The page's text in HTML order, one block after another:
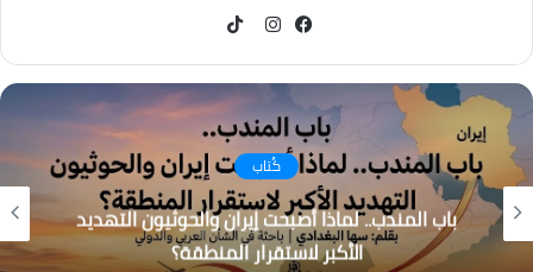
كُتاب
باب المندب.. لماذا أصبحت إيران والحوثيون التهديد
الأكبر لاستقرار المنطقة؟